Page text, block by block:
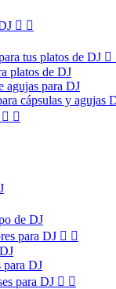
 
tus platos de DJ 
platos de DJ
agujas para DJ
cápsulas y agujas
 
de DJ
para DJ  
para DJ
para DJ  